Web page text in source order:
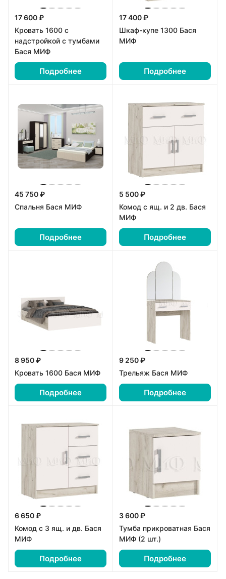
17 600 ₽
Кровать 1600 с
надстройкой с тумбами
Бася МИФ
Подробнее
17 400 ₽
Шкаф-купе 1300 Бася
МИФ
Подробнее
45 750 ₽
Спальня Бася МИФ
Подробнее
5 500 ₽
Комод с ящ. и 2 дв. Бася
МИФ
Подробнее
8 950 ₽
Кровать 1600 Бася МИФ
Подробнее
9 250 ₽
Трельяж Бася МИФ
Подробнее
6 650 ₽
Комод с 3 ящ. и дв. Бася
МИФ
Подробнее
3 600 ₽
Тумба прикроватная Бася
МИФ (2 шт.)
Подробнее